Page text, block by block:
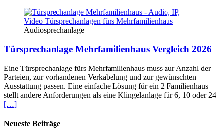
Audiosprechanlage
Türsprechanlage Mehrfamilienhaus Vergleich 2026
Eine Türsprechanlage fürs Mehrfamilienhaus muss zur Anzahl der
Parteien, zur vorhandenen Verkabelung und zur gewünschten
Ausstattung passen. Eine einfache Lösung für ein 2 Familienhaus
stellt andere Anforderungen als eine Klingelanlage für 6, 10 oder 24
[…]
Neueste Beiträge